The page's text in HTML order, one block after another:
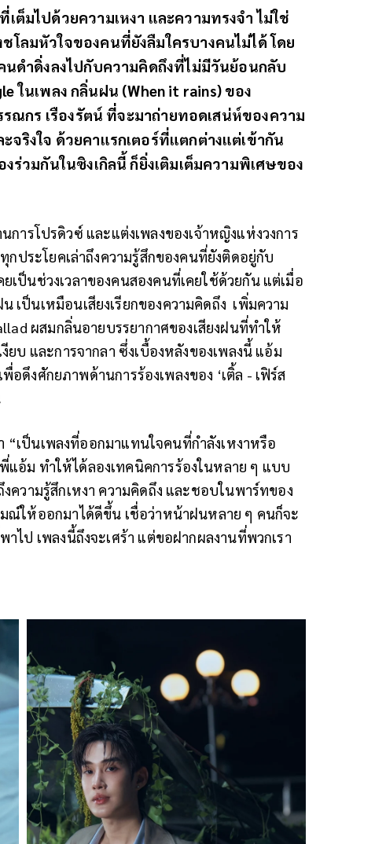
ต็มไปด้วยความเหงา และความทรงจำ ไม่ใช่
ลมหัวใจของคนที่ยังลืมใครบางคนไม่ได้ โดย
นดำดิ่งลงไปกับความคิดถึงที่ไม่มีวันย้อนกลับ
ในเพลง กลิ่นฝน (When it rains) ของ
ณกร เรืองรัตน์ ที่จะมาถ่ายทอดเสน่ห์ของความ
ริงใจ ด้วยคาแรกเตอร์ที่แตกต่างแต่เข้ากัน
ร่วมกันในซิงเกิลนี้ ก็ยิ่งเติมเต็มความพิเศษของ
การโปรดิวซ์ และแต่งเพลงของเจ้าหญิงแห่งวงการ
กประโยคเล่าถึงความรู้สึกของคนที่ยังติดอยู่กับ
เป็นช่วงเวลาของคนสองคนที่เคยใช้ด้วยกัน แต่เมื่อ
เป็นเหมือนเสียงเรียกของความคิดถึง เพิ่มความ
ผสมกลิ่นอายบรรยากาศของเสียงฝนที่ทำให้
บ และการจากลา ซึ่งเบื้องหลังของเพลงนี้ แอ้ม
อดึงศักยภาพด้านการร้องเพลงของ ‘เติ้ล - เฟิร์ส
“เป็นเพลงที่ออกมาแทนใจคนที่กำลังเหงาหรือ
แอ้ม ทำให้ได้ลองเทคนิคการร้องในหลาย ๆ แบบ
ความรู้สึกเหงา ความคิดถึง และชอบในพาร์ทของ
ณ์ให้ออกมาได้ดีขึ้น เชื่อว่าหน้าฝนหลาย ๆ คนก็จะ
ไป เพลงนี้ถึงจะเศร้า แต่ขอฝากผลงานที่พวกเรา